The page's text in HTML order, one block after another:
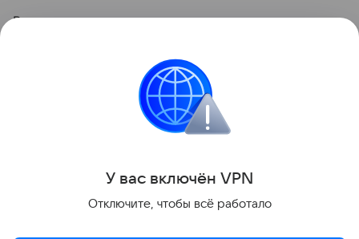
Ранее мырассказывалио предложении
астронавтов «Артемиды-3» на Луну.
Луна
Поделиться
У вас включён VPN
Отключите, чтобы всё работало